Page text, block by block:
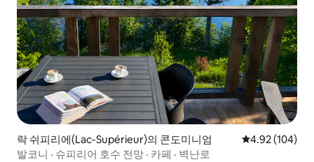
락 쉬피리에(Lac-Supérieur)의 콘도미니엄 평점 4.92점(5
4.92 (104)
발코니 · 슈피리어 호수 전망 · 카페 · 벽난로